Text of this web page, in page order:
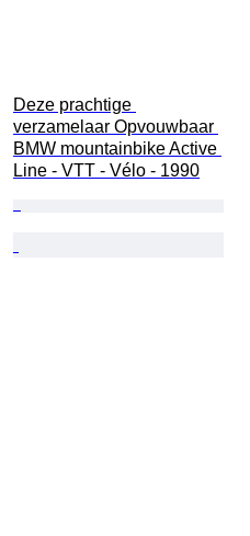
Deze prachtige
verzamelaar Opvouwbaar
BMW mountainbike Active
Line - VTT - Vélo - 1990